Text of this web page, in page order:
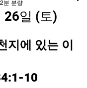
26일 (토)
2분 분량
지에 있는 이
10